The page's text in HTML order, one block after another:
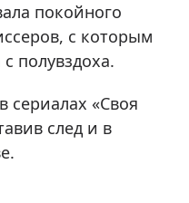
покойного
с которым
полувздоха.
сериалах «Своя
след и в